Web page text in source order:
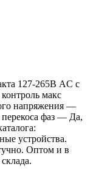
127-265В AC с
макс
напряжения —
фаз — Да,
устройства.
Оптом и в